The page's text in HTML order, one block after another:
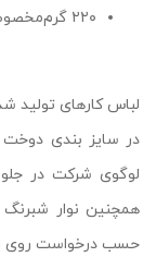
۲۲۰ گرم‌مخصوص هوای گرم و شرجی
لباس کارهای
در سایز بندی
لوگوی شرکت در
حسب درخواست روی